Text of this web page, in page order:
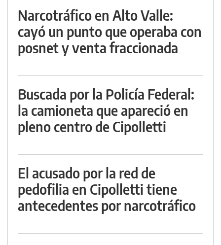
Narcotráfico en Alto Valle:
cayó un punto que operaba con
posnet y venta fraccionada
Buscada por la Policía Federal:
la camioneta que apareció en
pleno centro de Cipolletti
El acusado por la red de
pedofilia en Cipolletti tiene
antecedentes por narcotráfico